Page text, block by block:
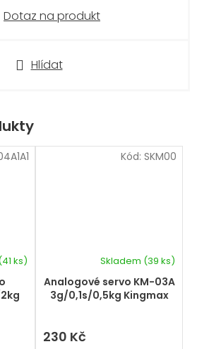
Hlídat
Dotaz na produkt
ks)
Analogové servo KM-03A
3g/0,1s/0,5kg Kingmax
Skladem (39 ks)
230 Kč
Kód: SKM00